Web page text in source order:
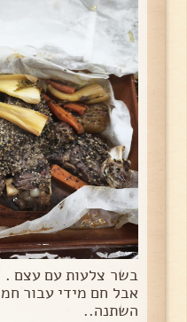
בשר צלעות עם עצם .
אבל חם מידי עבור
השתנה..